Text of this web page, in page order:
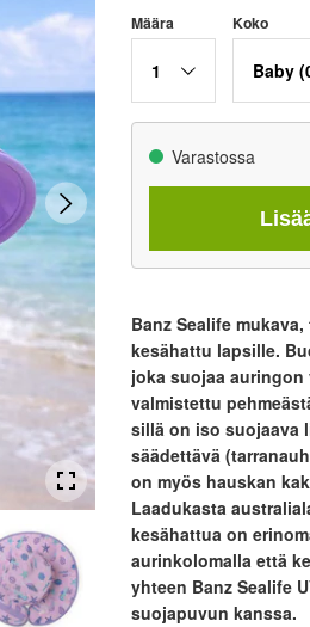
Määra
1
Koko
Baby
Varastossa
Banz Sealife
kesähattu lapsille.
joka suojaa
valmistettu
sillä on iso suojaava
säädettävä
on myös hauskan
Laadukasta
kesähattua on
aurinkolomalla että
yhteen Banz Sealife
suojapuvun kanssa.